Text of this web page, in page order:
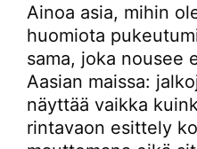
Ainoa asia, mihin
huomiota
sama, joka nousee
Aasian maissa:
näyttää vaikka
rintavaon esittely